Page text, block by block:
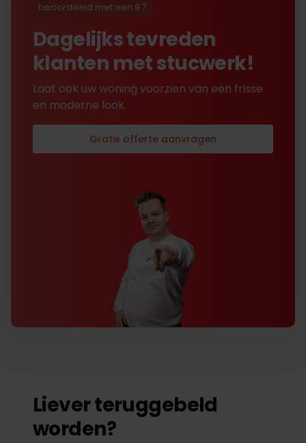
beoordeeld met een 9.7
Dagelijks tevreden
klanten met stucwerk!
Laat ook uw woning voorzien van een frisse
en moderne look.
Gratis offerte aanvragen
Liever teruggebeld
worden?